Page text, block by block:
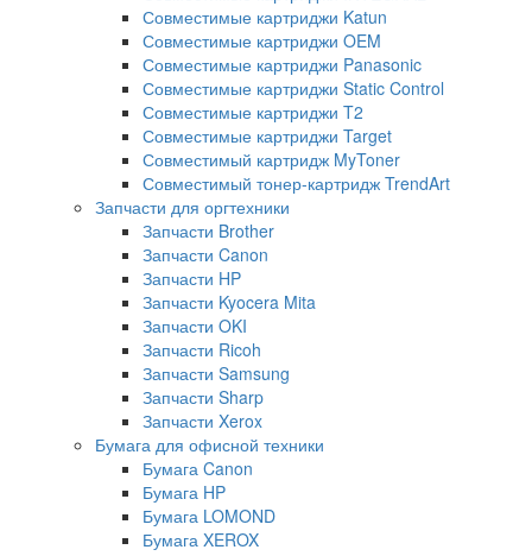
Совместимые картриджи Katun
Совместимые картриджи OEM
Совместимые картриджи Panasonic
Совместимые картриджи Static Control
Совместимые картриджи T2
Совместимые картриджи Target
Совместимый картридж MyToner
Совместимый тонер-картридж TrendArt
Запчасти для оргтехники
Запчасти Brother
Запчасти Canon
Запчасти HP
Запчасти Kyocera Mita
Запчасти OKI
Запчасти Ricoh
Запчасти Samsung
Запчасти Sharp
Запчасти Xerox
Бумага для офисной техники
Бумага Canon
Бумага HP
Бумага LOMOND
Бумага XEROX